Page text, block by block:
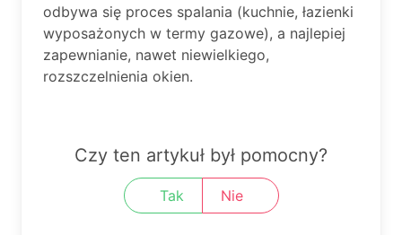
odbywa się proces spalania (kuchnie, łazienki
wyposażonych w termy gazowe), a najlepiej
zapewnianie, nawet niewielkiego,
rozszczelnienia okien.
Czy ten artykuł był pomocny?
Tak Nie